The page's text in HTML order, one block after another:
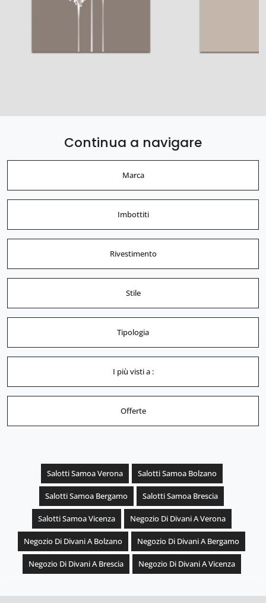
Continua a navigare
Marca
Imbottiti
Rivestimento
Stile
Tipologia
I più visti a :
Offerte
Salotti Samoa Verona Salotti Samoa Bolzano
Salotti Samoa Bergamo Salotti Samoa Brescia
Salotti Samoa Vicenza Negozio Di Divani A Verona
Negozio Di Divani A Bolzano Negozio Di Divani A Bergamo
Negozio Di Divani A Brescia Negozio Di Divani A Vicenza